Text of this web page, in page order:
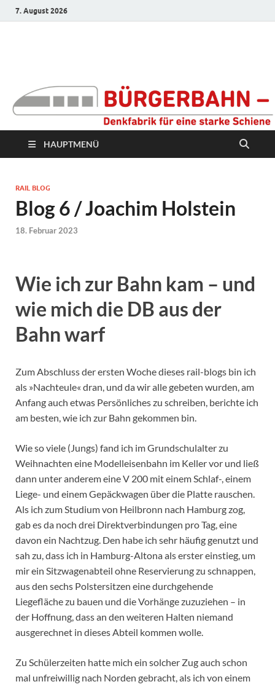
7. August 2026
Denkfabrik für eine
starke Schiene
HAUPTMENÜ
RAIL BLOG
Blog 6 / Joachim Holstein
18. Februar 2023
Wie ich zur Bahn kam – und
wie mich die DB aus der
Bahn warf
Zum Abschluss der ersten Woche dieses rail-blogs bin ich
als »Nachteule« dran, und da wir alle gebeten wurden, am
Anfang auch etwas Persönliches zu schreiben, berichte ich
am besten, wie ich zur Bahn gekommen bin.
Wie so viele (Jungs) fand ich im Grundschulalter zu
Weihnachten eine Modelleisenbahn im Keller vor und ließ
dann unter anderem eine V 200 mit einem Schlaf-, einem
Liege- und einem Gepäckwagen über die Platte rauschen.
Als ich zum Studium von Heilbronn nach Hamburg zog,
gab es da noch drei Direktverbindungen pro Tag, eine
davon ein Nachtzug. Den habe ich sehr häufig genutzt und
sah zu, dass ich in Hamburg-Altona als erster einstieg, um
mir ein Sitzwagenabteil ohne Reservierung zu schnappen,
aus den sechs Polstersitzen eine durchgehende
Liegefläche zu bauen und die Vorhänge zuzuziehen – in
der Hoffnung, dass an den weiteren Halten niemand
ausgerechnet in dieses Abteil kommen wolle.
Zu Schülerzeiten hatte mich ein solcher Zug auch schon
mal unfreiwillig nach Norden gebracht, als ich von einem